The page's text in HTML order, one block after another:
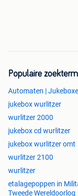
Populaire
Automaten |
jukebox wurlitzer
wurlitzer 2000
jukebox cd wurlitzer
jukebox wurlitzer omt
wurlitzer 2100
wurlitzer
etalagepoppen in
Tweede Wereldoorlog